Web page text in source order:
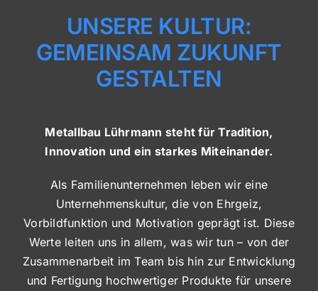
UNSERE KULTUR:
GEMEINSAM ZUKUNFT
GESTALTEN
Metallbau Lührmann steht für Tradition,
Innovation und ein starkes Miteinander.
Als Familienunternehmen leben wir eine
Unternehmenskultur, die von Ehrgeiz,
Vorbildfunktion und Motivation geprägt ist. Diese
Werte leiten uns in allem, was wir tun – von der
Zusammenarbeit im Team bis hin zur Entwicklung
und Fertigung hochwertiger Produkte für unsere